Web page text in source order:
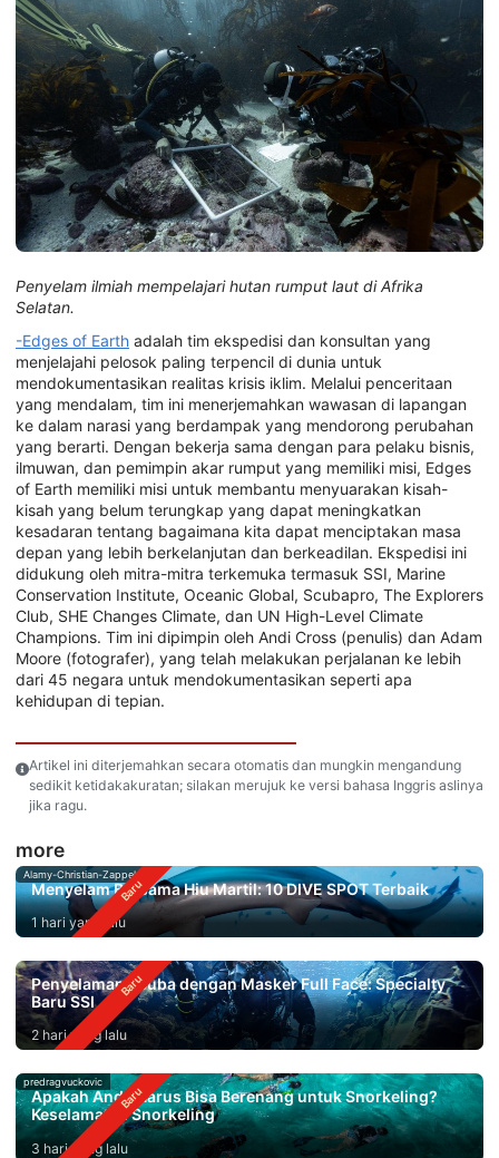
Penyelam ilmiah mempelajari hutan rumput laut di Afrika
Selatan.
-Edges of Earth adalah tim ekspedisi dan konsultan yang
menjelajahi pelosok paling terpencil di dunia untuk
mendokumentasikan realitas krisis iklim. Melalui penceritaan
yang mendalam, tim ini menerjemahkan wawasan di lapangan
ke dalam narasi yang berdampak yang mendorong perubahan
yang berarti. Dengan bekerja sama dengan para pelaku bisnis,
ilmuwan, dan pemimpin akar rumput yang memiliki misi, Edges
of Earth memiliki misi untuk membantu menyuarakan kisah-
kisah yang belum terungkap yang dapat meningkatkan
kesadaran tentang bagaimana kita dapat menciptakan masa
depan yang lebih berkelanjutan dan berkeadilan. Ekspedisi ini
didukung oleh mitra-mitra terkemuka termasuk SSI, Marine
Conservation Institute, Oceanic Global, Scubapro, The Explorers
Club, SHE Changes Climate, dan UN High-Level Climate
Champions. Tim ini dipimpin oleh Andi Cross (penulis) dan Adam
Moore (fotografer), yang telah melakukan perjalanan ke lebih
dari 45 negara untuk mendokumentasikan seperti apa
kehidupan di tepian.
Artikel ini diterjemahkan secara otomatis dan mungkin mengandung
sedikit ketidakakuratan; silakan merujuk ke versi bahasa Inggris aslinya
jika ragu.
more
Alamy-Christian-Zappel
Menyelam Bersama Hiu Martil: 10 DIVE SPOT Terbaik
1 hari yang lalu
Penyelaman Scuba dengan Masker Full Face: Specialty
Baru SSI
2 hari yang lalu
predragvuckovic
Apakah Anda Harus Bisa Berenang untuk Snorkeling?
Keselamatan Snorkeling
3 hari yang lalu